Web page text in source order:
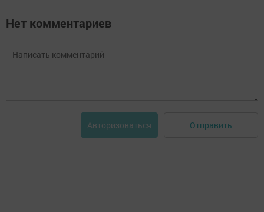
Нет комментариев
Авторизоваться Отправить